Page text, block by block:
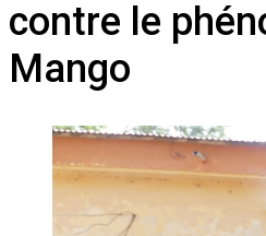
contre le
Mango